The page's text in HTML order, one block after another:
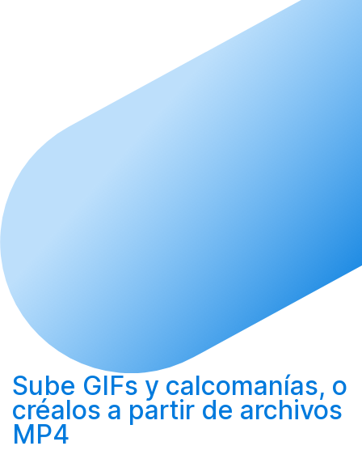
Sube GIFs y calcomanías, o
créalos a partir de archivos
MP4